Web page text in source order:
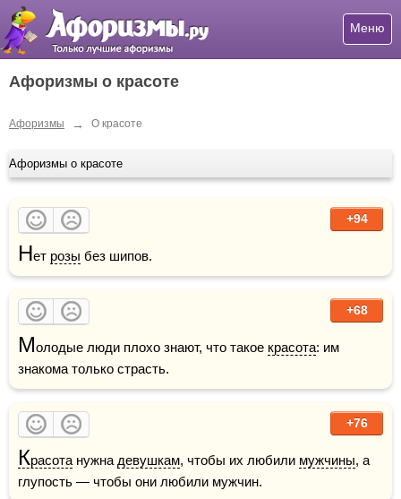
Меню
Афоризмы о красоте
Афоризмы → О красоте
Афоризмы о красоте
+94
Нет розы без шипов.
+68
Молодые люди плохо знают, что такое красота: им
знакома только страсть.
+76
Красота нужна девушкам, чтобы их любили мужчины, а
глупость — чтобы они любили мужчин.